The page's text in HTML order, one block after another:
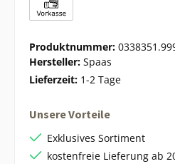
Produktnummer:
Hersteller: Spaas
Lieferzeit: 1-2 Tage
Unsere Vorteile
Exklusives Sortiment
kostenfreie Lieferung ab